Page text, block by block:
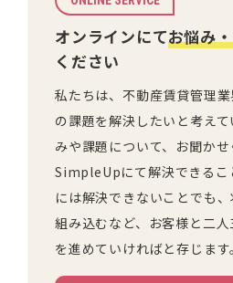
オンラインにてお悩み
ください
私たちは、不動産賃貸管理
の課題を解決したいと考え
みや課題について、お聞かせ
SimpleUpにて解決できるこ
には解決できないことでも
組み込むなど、お客様と二
を進めていければと存じます